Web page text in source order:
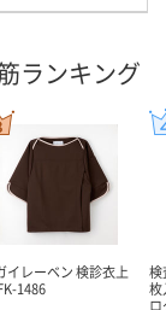
ランキング
イレーベン 検診衣上
1486
枚